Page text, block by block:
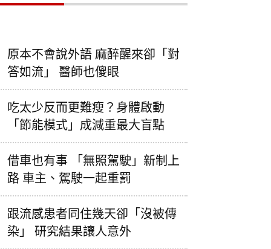
原本不會說外語 麻醉醒來卻「對
答如流」 醫師也傻眼
吃太少反而更難瘦？身體啟動
「節能模式」成減重最大盲點
借車也有事 「無照駕駛」新制上
路 車主、駕駛一起重罰
跟流感患者同住幾天卻「沒被傳
染」 研究結果讓人意外